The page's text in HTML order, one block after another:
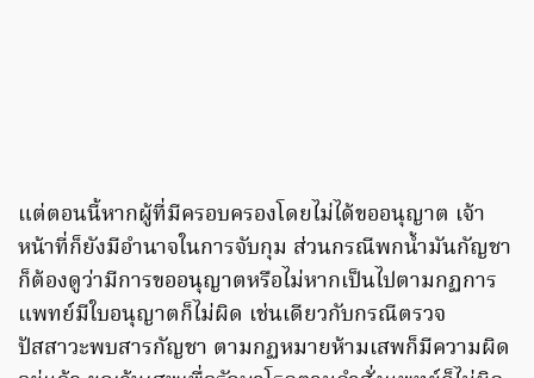
แต่ตอนนี้หากผู้ที่มีครอบครองโดยไม่ได้ขออนุญาต เจ้า
หน้าที่ก็ยังมีอำนาจในการจับกุม ส่วนกรณีพกน้ำมันกัญชา
ก็ต้องดูว่ามีการขออนุญาตหรือไม่หากเป็นไปตามกฏการ
แพทย์มีใบอนุญาตก็ไม่ผิด เช่นเดียวกับกรณีตรวจ
ปัสสาวะพบสารกัญชา ตามกฏหมายห้ามเสพก็มีความผิด